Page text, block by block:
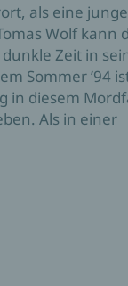
als eine
Wolf kann
Zeit in
Sommer ’94
in diesem
Als in einer
Ängste und
Duo Engman &